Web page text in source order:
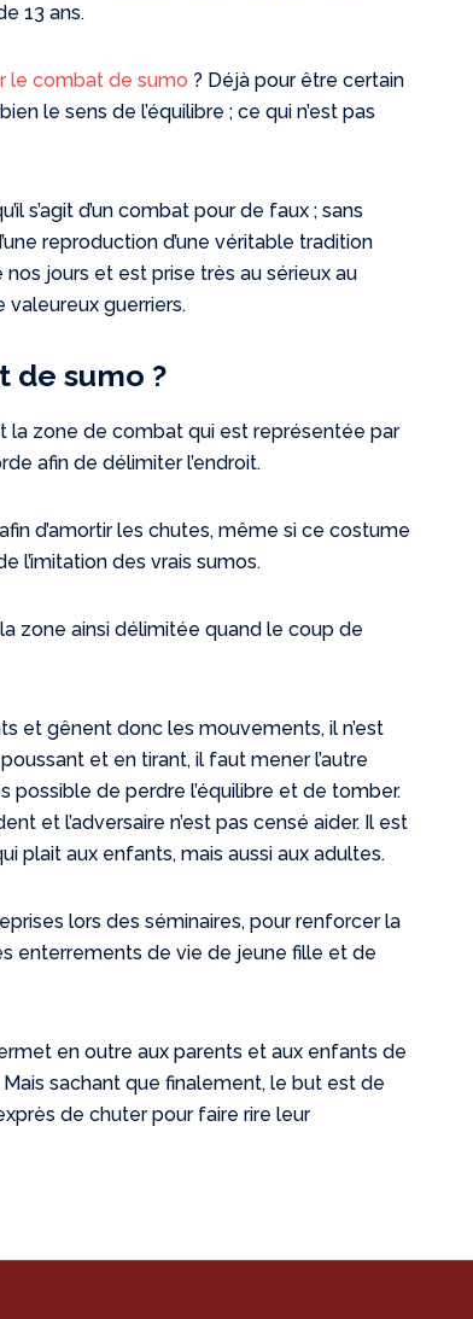
13 ans.
le combat de sumo ? Déjà pour être certain
le sens de l’équilibre ; ce qui n’est pas
s’agit d’un combat pour de faux ; sans
reproduction d’une véritable tradition
jours et est prise très au sérieux au
guerriers.
de sumo ?
la zone de combat qui est représentée par
afin de délimiter l’endroit.
d’amortir les chutes, même si ce costume
l’imitation des vrais sumos.
zone ainsi délimitée quand le coup de
et gênent donc les mouvements, il n’est
et en tirant, il faut mener l’autre
possible de perdre l’équilibre et de tomber.
et l’adversaire n’est pas censé aider. Il est
plait aux enfants, mais aussi aux adultes.
lors des séminaires, pour renforcer la
enterrements de vie de jeune fille et de
en outre aux parents et aux enfants de
sachant que finalement, le but est de
de chuter pour faire rire leur